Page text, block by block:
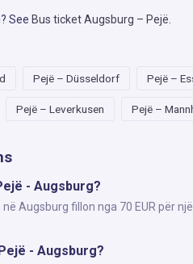
See Bus ticket Augsburg – Pejë
Pejë – Düsseldorf Pejë –
Pejë – Leverkusen Pejë –
- Augsburg?
Augsburg fillon nga 70 EUR për
- Augsburg?